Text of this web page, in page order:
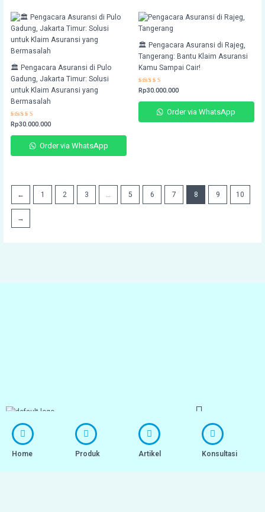
🏛️ Pengacara Asuransi di Pulo
Gadung, Jakarta Timur: Solusi
untuk Klaim Asuransi yang
Bermasalah
Rated
4.66
out of 5
Rp30.000.000
Order via WhatsApp
🏛️ Pengacara Asuransi di Rajeg,
Tangerang: Bantu Klaim Asuransi
Kamu Sampai Cair!
Rated
4.41
out of 5
Rp30.000.000
Order via WhatsApp
← 1 2 3 … 5 6 7 8 9 10
→
Home Produk Artikel Konsultasi
Menu